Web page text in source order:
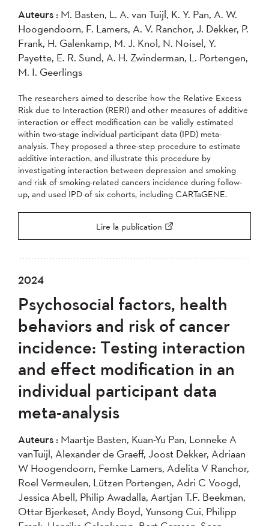
2004
Appliquer
Auteurs : M. Basten, L. A. van Tuijl, K. Y. Pan, A. W.
Hoogendoorn, F. Lamers, A. V. Ranchor, J. Dekker, P.
Frank, H. Galenkamp, M. J. Knol, N. Noisel, Y.
Payette, E. R. Sund, A. H. Zwinderman, L. Portengen,
M. I. Geerlings
The researchers aimed to describe how the Relative Excess
Risk due to Interaction (RERI) and other measures of additive
interaction or effect modification can be validly estimated
within two-stage individual participant data (IPD) meta-
analysis. They proposed a three-step procedure to estimate
additive interaction, and illustrate this procedure by
investigating interaction between depression and smoking
and risk of smoking-related cancers incidence during follow-
up, and used IPD of six cohorts, including CARTaGENE.
Lire la publication
2024
Psychosocial factors, health
behaviors and risk of cancer
incidence: Testing interaction
and effect modification in an
individual participant data
meta-analysis
Auteurs : Maartje Basten, Kuan-Yu Pan, Lonneke A
vanTuijl, Alexander de Graeff, Joost Dekker, Adriaan
W Hoogendoorn, Femke Lamers, Adelita V Ranchor,
Roel Vermeulen, Lützen Portengen, Adri C Voogd,
Jessica Abell, Philip Awadalla, Aartjan T.F. Beekman,
Ottar Bjerkeset, Andy Boyd, Yunsong Cui, Philipp